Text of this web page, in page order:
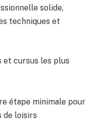
solide,
techniques et
et cursus les plus
étape minimale pour
de loisirs